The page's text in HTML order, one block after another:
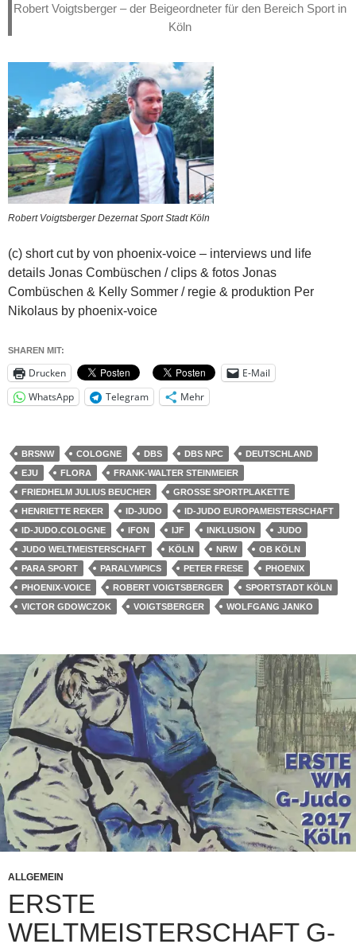
Robert Voigtsberger – der Beigeordneter für den Bereich Sport in
Köln
Robert Voigtsberger Dezernat Sport Stadt Köln
(c) short cut by von phoenix-voice – interviews und life
details Jonas Combüschen / clips & fotos Jonas
Combüschen & Kelly Sommer / regie & produktion Per
Nikolaus by phoenix-voice
SHAREN MIT:
Drucken
E-Mail
WhatsApp
Telegram Mehr
BRSNW COLOGNE DBS DBS NPC
DEUTSCHLAND
EJU
FLORA
FRANK-WALTER STEINMEIER
FRIEDHELM JULIUS BEUCHER
GROSSE SPORTPLAKETTE
HENRIETTE REKER
ID-JUDO
ID-JUDO EUROPAMEISTERSCHAFT
ID-JUDO.COLOGNE
IFON IJF INKLUSION
JUDO
JUDO WELTMEISTERSCHAFT
KÖLN NRW
OB KÖLN
PARA SPORT
PARALYMPICS PETER FRESE
PHOENIX
PHOENIX-VOICE
ROBERT VOIGTSBERGER
SPORTSTADT KÖLN
VICTOR GDOWCZOK
VOIGTSBERGER WOLFGANG JANKO
ALLGEMEIN
ERSTE
WELTMEISTERSCHAFT G-